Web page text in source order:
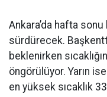
Ankara’da hafta
sürdürecek.
beklenirken
öngörülüyor. Yarın
en yüksek sıcaklık